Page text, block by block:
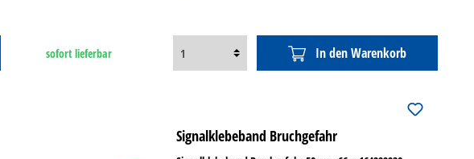
sofort lieferbar In den Warenkorb
Signalklebeband Bruchgefahr